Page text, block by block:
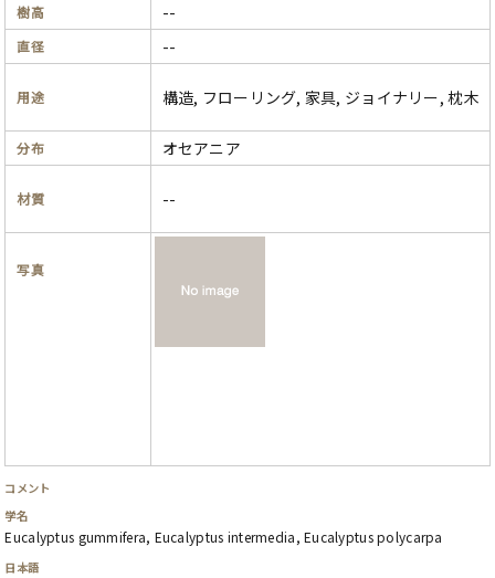
樹高 --
直径 --
用途 構造, フローリング, 家具, ジョイナリー, 枕木
分布 オセアニア
材質 --
写真
コメント
学名
Eucalyptus gummifera, Eucalyptus intermedia, Eucalyptus polycarpa
日本語